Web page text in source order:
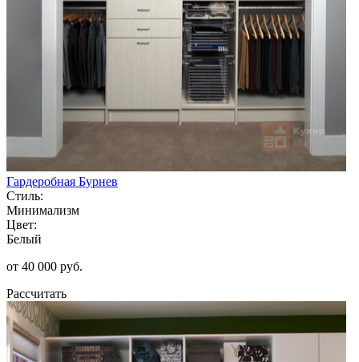
Гардеробная Бурнев
Стиль:
Минимализм
Цвет:
Белый
от 40 000 руб.
Рассчитать